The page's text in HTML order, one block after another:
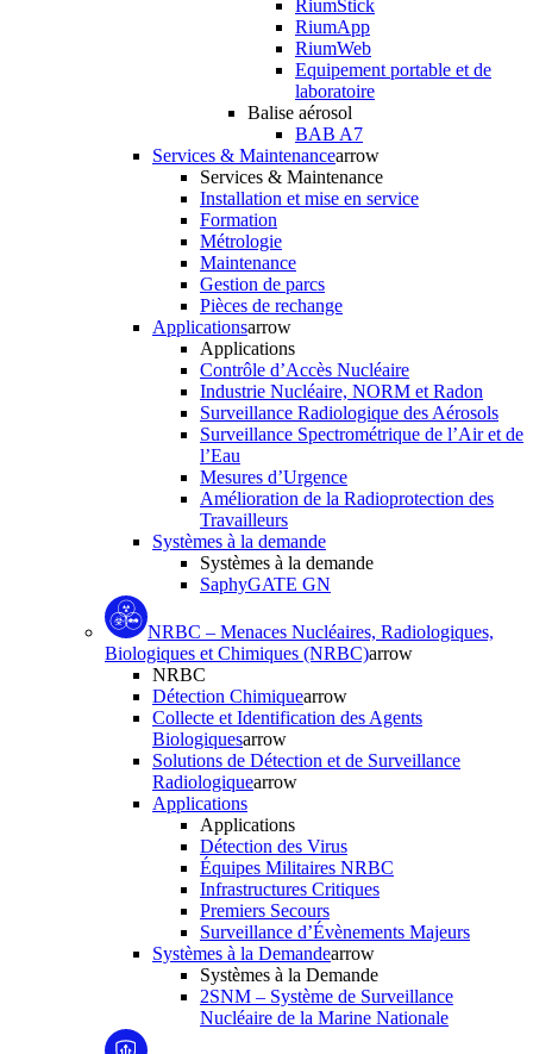
RiumStick
RiumApp
RiumWeb
Equipement portable et de
laboratoire
Balise aérosol
BAB A7
Services & Maintenancearrow
Services & Maintenance
Installation et mise en service
Formation
Métrologie
Maintenance
Gestion de parcs
Pièces de rechange
Applicationsarrow
Applications
Contrôle d’Accès Nucléaire
Industrie Nucléaire, NORM et Radon
Surveillance Radiologique des Aérosols
Surveillance Spectrométrique de l’Air et de
l’Eau
Mesures d’Urgence
Amélioration de la Radioprotection des
Travailleurs
Systèmes à la demande
Systèmes à la demande
SaphyGATE GN
NRBC – Menaces Nucléaires, Radiologiques,
Biologiques et Chimiques (NRBC)arrow
NRBC
Détection Chimiquearrow
Collecte et Identification des Agents
Biologiquesarrow
Solutions de Détection et de Surveillance
Radiologiquearrow
Applications
Applications
Détection des Virus
Équipes Militaires NRBC
Infrastructures Critiques
Premiers Secours
Surveillance d’Évènements Majeurs
Systèmes à la Demandearrow
Systèmes à la Demande
2SNM – Système de Surveillance
Nucléaire de la Marine Nationale